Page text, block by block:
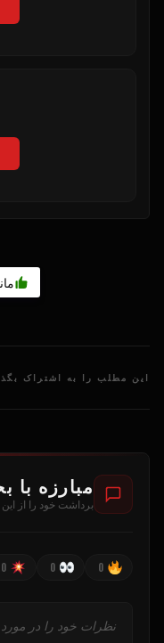
این مطلب را به اشتراک
مبارزه با
برداشت خود را از
0
0
0